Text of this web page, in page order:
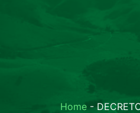
Home -